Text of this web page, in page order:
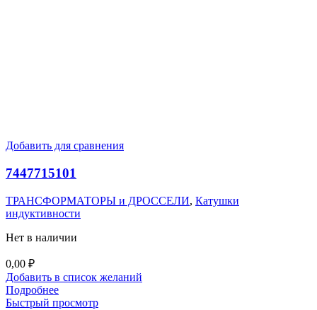
Добавить для сравнения
7447715101
ТРАНСФОРМАТОРЫ и ДРОССЕЛИ, Катушки
индуктивности
Нет в наличии
0,00 ₽
Добавить в список желаний
Подробнее
Быстрый просмотр